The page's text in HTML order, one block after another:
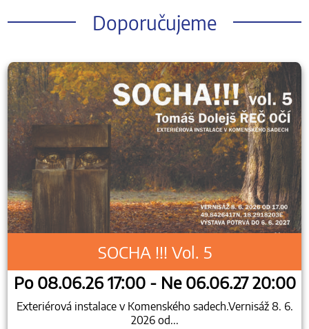
Doporučujeme
SOCHA !!! Vol. 5
Po 08.06.26 17:00 - Ne 06.06.27 20:00
Exteriérová instalace v Komenského sadech.Vernisáž 8. 6.
2026 od...